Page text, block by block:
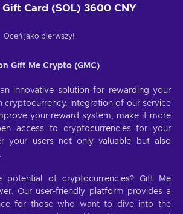
Card (SOL) 3600 CNY
Oceń jako pierwszy!
Gift Me Crypto (GMC)
innovative solution for rewarding your
cryptocurrency. Integration of our service
your reward system, make it more
access to cryptocurrencies for your
your users not only valuable but also
potential of cryptocurrencies? Gift Me
Our user-friendly platform provides a
for those who want to dive into the